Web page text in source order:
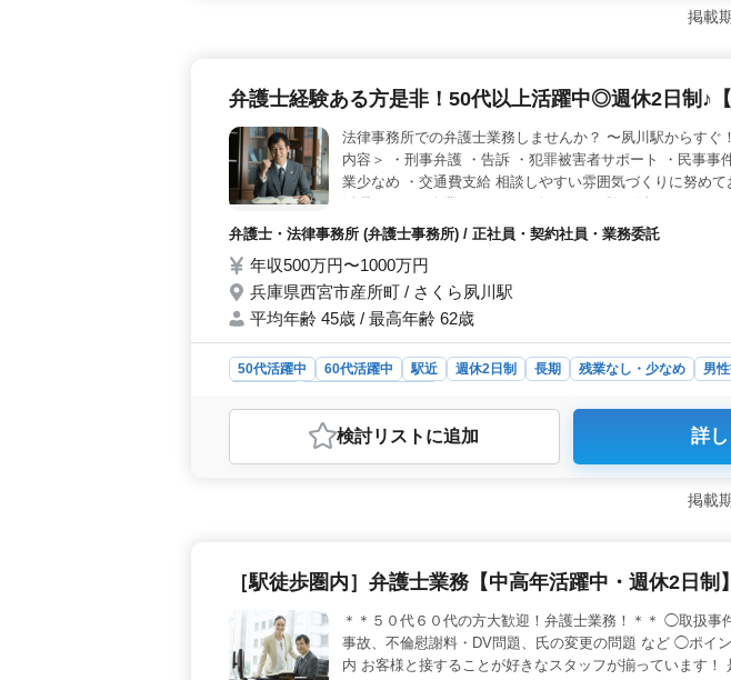
す！ ＜仕事内容の特長＞ 家事事件（離婚、相続、遺産分割、財産
良い好立地で通勤も便利です。
掲載
弁護士経験ある方是非！50代以上活躍中◎週休2日制♪【
法律事務所での弁護士業務しませんか？ 〜夙川駅からすぐ
内容＞ ・刑事弁護 ・告訴 ・犯罪被害者サポート ・民事事
業少なめ ・交通費支給 相談しやすい雰囲気づくりに努め
ります☆
弁護士・法律事務所 (弁護士事務所) / 正社員・契約社員・業務委託
年収500万円〜1000万円
兵庫県西宮市産所町 / さくら夙川駅
平均年齢 45歳 / 最高年齢 62歳
50代活躍中 60代活躍中 駅近 週休2日制 長期 残業なし・少なめ 男
おすすめポイント
＜弁護士業務の幅広さ＞ 西宮市での法律事務所募集。刑事弁護、告訴
で、夙川駅から近く、通勤も便利です。 ＜働きやすい環境と特徴
給、弁護士費用事務所負担可など、待遇も整っています。1〜2人の採
検討リスト に追加 詳
掲載
［駅徒歩圏内］弁護士業務【中高年活躍中・週休2日制】
＊＊５０代６０代の方大歓迎！弁護士業務！＊＊ ◯取扱
事故、不倫慰謝料・DV問題、氏の変更の問題 など ◯ポイ
内 お客様と接することが好きなスタッフが揃っています！